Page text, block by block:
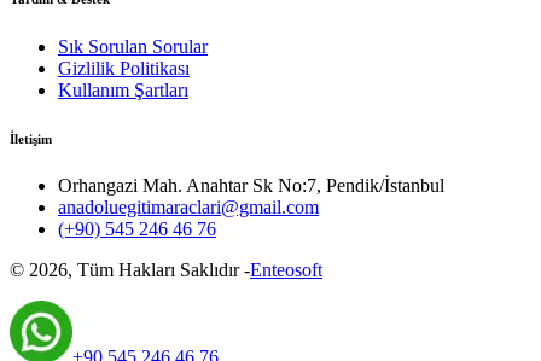
Sık Sorulan Sorular
Gizlilik Politikası
Kullanım Şartları
İletişim
Orhangazi Mah. Anahtar Sk No:7, Pendik/İstanbul
anadoluegitimaraclari@gmail.com
(+90) 545 246 46 76
© 2026, Tüm Hakları Saklıdır -Enteosoft